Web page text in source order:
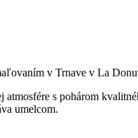
v Trnave v La
s pohárom
umelcom.